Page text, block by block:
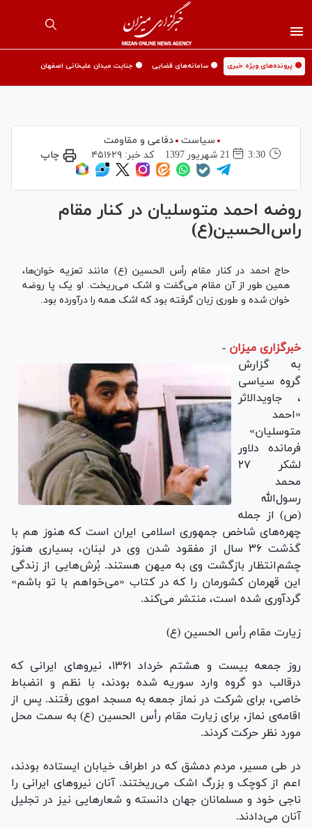
🟡 پرونده‌های ویژه خبری 🟡 سامانه‌های قضایی 🟡 جنایت میدان علیخانی اصفهان
سیاست
دفاعی و مقاومت
3:30
21 شهريور 1397 کد خبر:۴۵۱۶۲۹ چاپ
روضه احمد متوسلیان در کنار مقام
راس‌الحسین(ع)
حاج احمد در کنار مقام رأس الحسین (ع) مانند تعزیه خوان‌ها،
همین طور از آن مقام می‌گفت و اشک می‌ریخت. او یک پا روضه
خوان شده و طوری زبان گرفته بود که اشک همه را درآورده بود.
خبرگزاری میزان -
به گزارش
گروه سیاسی
، جاویدالاثر
«احمد
متوسلیان»
فرمانده دلاور
لشکر ۲۷
محمد
رسول‌الله
(ص) از جمله
چهره‌های شاخص جمهوری اسلامی ایران است که هنوز هم با
گذشت ۳۶ سال از مفقود شدن وی در لبنان، بسیاری هنوز
چشم‌انتظار بازگشت وی به میهن هستند. بُرش‌هایی از زندگی
این قهرمان کشورمان را که در کتاب «می‌خواهم با تو باشم»
گردآوری شده است، منتشر می‌کند.
زیارت مقام رأس الحسین (ع)
روز جمعه بیست و هشتم خرداد ۱۳۶۱، نیرو‌های ایرانی که
درقالب دو گروه وارد سوریه شده بودند، با نظم و انضباط
خاصی، برای شرکت در نماز جمعه به مسجد اموی رفتند. پس از
اقامه‌ی نماز، برای زیارت مقام رأس الحسین (ع) به سمت محل
مورد نظر حرکت کردند.
در طی مسیر، مردم دمشق که در اطراف خیابان ایستاده بودند،
اعم از کوچک و بزرگ اشک می‌ریختند. آنان نیرو‌های ایرانی را
ناجی خود و مسلمانان جهان دانسته و شعار‌هایی نیز در تجلیل
آنان می‌دادند.